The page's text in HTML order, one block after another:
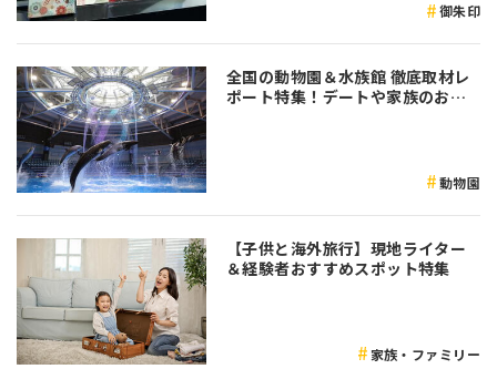
御朱印
全国の動物園＆水族館 徹底取材レ
ポート特集！デートや家族のおで
動物園
【子供と海外旅行】現地ライター
＆経験者おすすめスポット特集
家族・ファミリー